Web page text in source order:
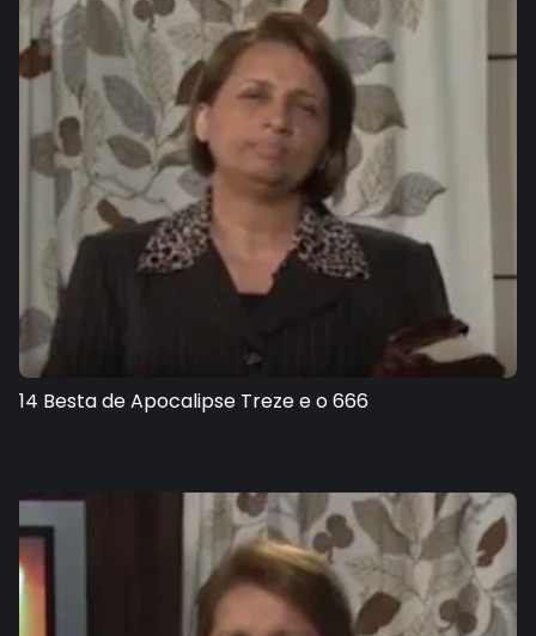
14 Besta de Apocalipse Treze e o 666